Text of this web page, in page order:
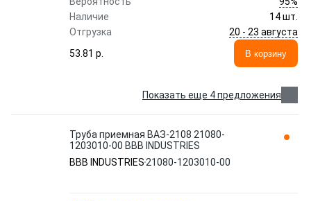
Наличие
14 шт.
Отгрузка
20 - 23 августа
53.81 p.
В корзину
Показать еще 4 предложения
Труба приемная ВАЗ-2108 21080-
1203010-00 BBB INDUSTRIES
BBB INDUSTRIES 21080-1203010-00